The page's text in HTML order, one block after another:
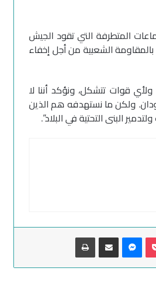
المتطرفة التي تقود الجيش
الشعبية من أجل إخفاء
قوات تتشكل، ونؤكد أننا لا
ولكن ما نستهدفه هم الذين
البنى التحتية في البلاد”.